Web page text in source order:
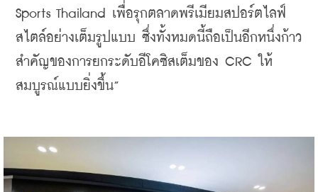
Sports Thailand เพื่อรุกตลาดพรีเมียมสปอร์ตไลฟ์
สไตล์อย่างเต็มรูปแบบ ซึ่งทั้งหมดนี้ถือเป็นอีกหนึ่งก้าว
สำคัญของการยกระดับอีโคซิสเต็มของ CRC ให้
สมบูรณ์แบบยิ่งขึ้น”